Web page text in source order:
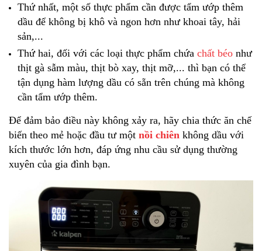
Thứ nhất, một số thực phẩm cần được tẩm ướp thêm
dầu để không bị khô và ngon hơn như khoai tây, hải
sản,...
Thứ hai, đối với các loại thực phẩm chứa chất béo như
thịt gà sẫm màu, thịt bò xay, thịt mỡ,... thì bạn có thể
tận dụng hàm lượng dầu có sẵn trên chúng mà không
cần tẩm ướp thêm.
Để đảm bảo điều này không xảy ra, hãy chia thức ăn chế
biến theo mẻ hoặc đầu tư một nồi chiên không dầu với
kích thước lớn hơn, đáp ứng nhu cầu sử dụng thường
xuyên của gia đình bạn.